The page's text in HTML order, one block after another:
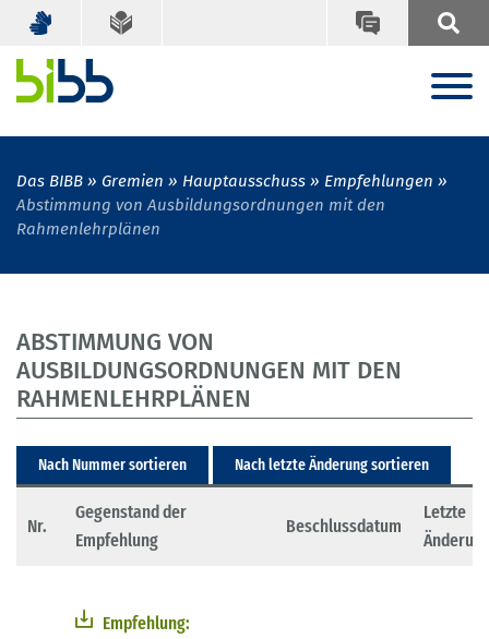
Das BIBB Gremien Hauptausschuss
Empfehlungen
Abstimmung von Ausbildungsordnungen mit den
Rahmenlehrplänen
ABSTIMMUNG VON
AUSBILDUNGSORDNUNGEN MIT DEN
RAHMENLEHRPLÄNEN
Nach Nummer sortieren Nach letzte Änderung sortieren
Nr.
Gegenstand der
Empfehlung
Beschlussdatum
Letzte
Empfehlung: